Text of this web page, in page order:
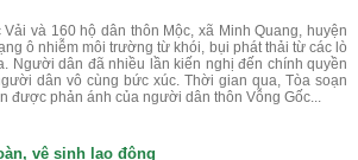
và 160 hộ dân thôn Mộc, xã Minh Quang, huyện
ô nhiễm môi trường từ khói, bụi phát thải từ các lò
Người dân đã nhiều lần kiến nghị đến chính quyền
dân vô cùng bức xúc. Thời gian qua, Tòa soạn
được phản ánh của người dân thôn Vỗng Gốc...
vệ sinh lao động